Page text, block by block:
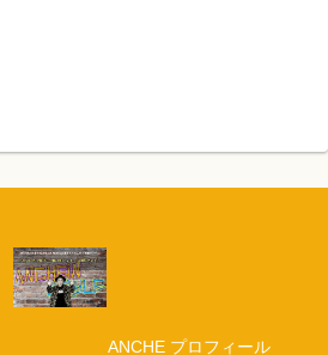
ANCHE プロフィール